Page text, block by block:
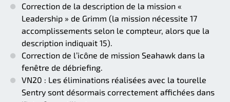
Correction de la description de la mission «
Leadership » de Grimm (la mission nécessite 17
accomplissements selon le compteur, alors que la
description indiquait 15).
Correction de l’icône de mission Seahawk dans la
fenêtre de débriefing.
VN20 : Les éliminations réalisées avec la tourelle
Sentry sont désormais correctement affichées dans